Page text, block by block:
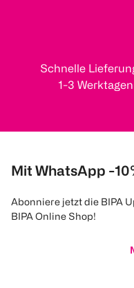
Schnelle
1-3 Werktagen
Mit WhatsApp -
Abonniere jetzt die BIPA
BIPA Online Shop!